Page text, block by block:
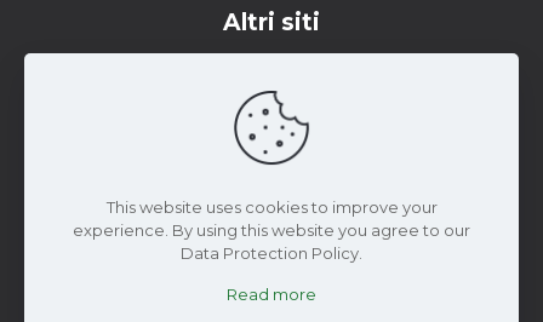
Altri siti
Centro di formazione
Risorse di marketing
Materiale di Supporto
This website uses cookies to improve your
experience. By using this website you agree to our
Data Protection Policy.
Read more